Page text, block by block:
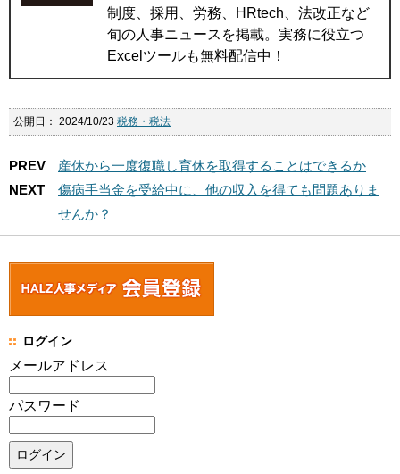
制度、採用、労務、HRtech、法改正など
旬の人事ニュースを掲載。実務に役立つ
Excelツールも無料配信中！
公開日： 2024/10/23 税務・税法
PREV
産休から一度復職し育休を取得することはできるか
NEXT
傷病手当金を受給中に、他の収入を得ても問題ありま
せんか？
ログイン
メールアドレス
パスワード